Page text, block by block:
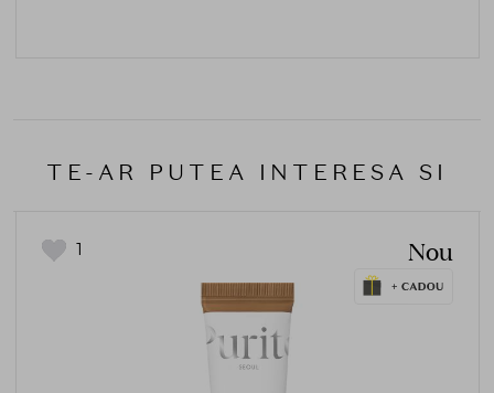
TE-AR PUTEA INTERESA SI
1 Nou